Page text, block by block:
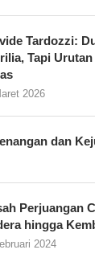
Tardozzi:
Tapi
2026
dan
Perjuangan
hingga
2024